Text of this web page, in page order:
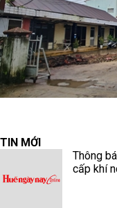
TIN MỚI
Thông
cấp khí